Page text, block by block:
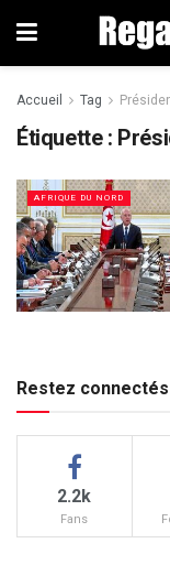
Accueil Tag
Étiquette :
AFRIQUE DU NORD
Restez connectés
2.2k
Fans